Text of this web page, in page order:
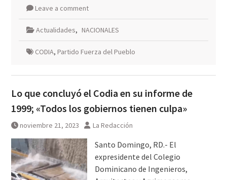
Leave a comment
Actualidades, NACIONALES
CODIA, Partido Fuerza del Pueblo
Lo que concluyó el Codia en su informe de
1999; «Todos los gobiernos tienen culpa»
noviembre 21, 2023 La Redacción
Santo Domingo, RD.- El
expresidente del Colegio
Dominicano de Ingenieros,